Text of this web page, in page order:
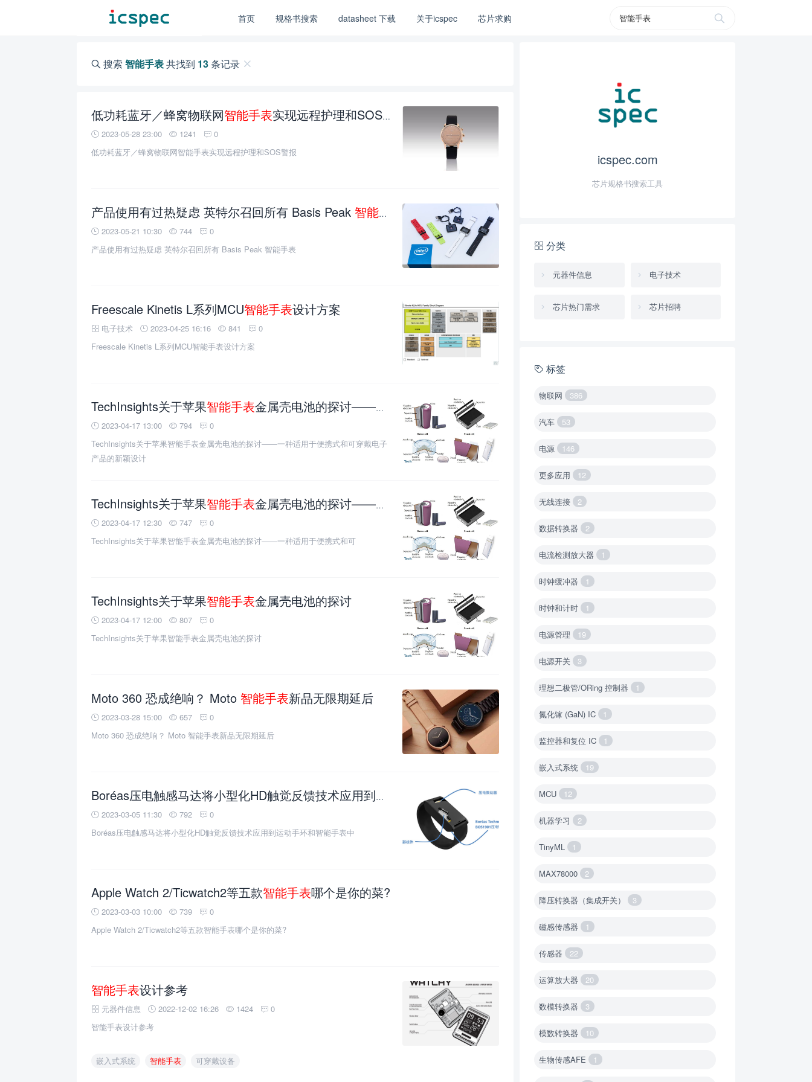
首页 规格书搜索 datasheet 下载 关于icspec 芯片求购
搜索 智能手表共找到 13条记录
低功耗蓝牙／蜂窝物联网智能手表实现远程护理和SOS警报
2023-05-28 23:00 1241
0
低功耗蓝牙／蜂窝物联网智能手表实现远程护理和SOS警报
产品使用有过热疑虑 英特尔召回所有 Basis Peak 智能手表
2023-05-21 10:30 744
0
产品使用有过热疑虑 英特尔召回所有 Basis Peak 智能手表
Freescale Kinetis L系列MCU智能手表设计方案
电子技术 2023-04-25 16:16 841
0
Freescale Kinetis L系列MCU智能手表设计方案
TechInsights关于苹果智能手表金属壳电池的探讨——一种适用于便携式和可穿戴电子产品的新颖设计
2023-04-17 13:00 794
0
TechInsights关于苹果智能手表金属壳电池的探讨——一种适用于便携式和可穿戴电子
产品的新颖设计
TechInsights关于苹果智能手表金属壳电池的探讨——一种适用于便携式和可
2023-04-17 12:30 747
0
TechInsights关于苹果智能手表金属壳电池的探讨——一种适用于便携式和可
TechInsights关于苹果智能手表金属壳电池的探讨
2023-04-17 12:00 807
0
TechInsights关于苹果智能手表金属壳电池的探讨
Moto 360 恐成绝响？ Moto 智能手表新品无限期延后
2023-03-28 15:00 657
0
Moto 360 恐成绝响？ Moto 智能手表新品无限期延后
Boréas压电触感马达将小型化HD触觉反馈技术应用到运动手环和 智能手表中
2023-03-05 11:30 792
0
Boréas压电触感马达将小型化HD触觉反馈技术应用到运动手环和智能手表中
Apple Watch 2/Ticwatch2等五款智能手表哪个是你的菜?
2023-03-03 10:00 739
0
Apple Watch 2/Ticwatch2等五款智能手表哪个是你的菜?
智能手表设计参考
元器件信息 2022-12-02 16:26 1424
0
智能手表设计参考
嵌入式系统 智能手表 可穿戴设备
icspec.com
芯片规格书搜索工具
分类
元器件信息 电子技术
芯片热门需求 芯片招聘
标签
物联网 386
汽车 53
电源 146
更多应用 12
无线连接 2
数据转换器 2
电流检测放大器 1
时钟缓冲器 1
时钟和计时 1
电源管理 19
电源开关 3
理想二极管/ORing 控制器 1
氮化镓 (GaN) IC 1
监控器和复位 IC 1
嵌入式系统 19
MCU 12
机器学习 2
TinyML 1
MAX78000 2
降压转换器（集成开关） 3
磁感传感器 1
传感器 22
运算放大器 20
数模转换器 3
模数转换器 10
生物传感AFE 1